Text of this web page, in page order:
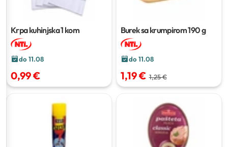
Krpa kuhinjska1 kom
do 11.08
0,99 €
Burek sa krumpirom190 g
do 11.08
1,19 € 1,25 €